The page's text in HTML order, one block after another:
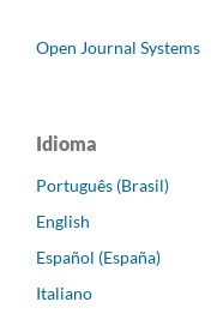
Open Journal Systems
Idioma
Português (Brasil)
English
Español (España)
Italiano